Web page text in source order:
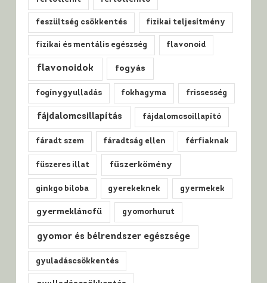
feszültség csökkentés fizikai teljesítmény
fizikai és mentális egészség flavonoid
flavonoidok fogyás
fogínygyulladás fokhagyma frissesség
fájdalomcsillapítás fájdalomcsoillapító
fáradt szem fáradtság ellen férfiaknak
fűszeres illat fűszerkömény
ginkgo biloba gyerekeknek gyermekek
gyermekláncfű gyomorhurut
gyomor és bélrendszer egészsége
gyuladáscsökkentés